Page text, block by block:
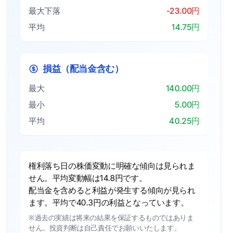
最大下落
-23.00円
平均
14.75円
損益（配当金含む）
最大
140.00円
最小
5.00円
平均
40.25円
権利落ち日の株価変動に明確な傾向は見られま
せん。平均変動幅は14.8円です。
配当金を含めると利益が発生する傾向が見られ
ます。平均で40.3円の利益となっています。
※過去の実績は将来の結果を保証するものではありま
せん。投資判断は自己責任でお願いいたします。